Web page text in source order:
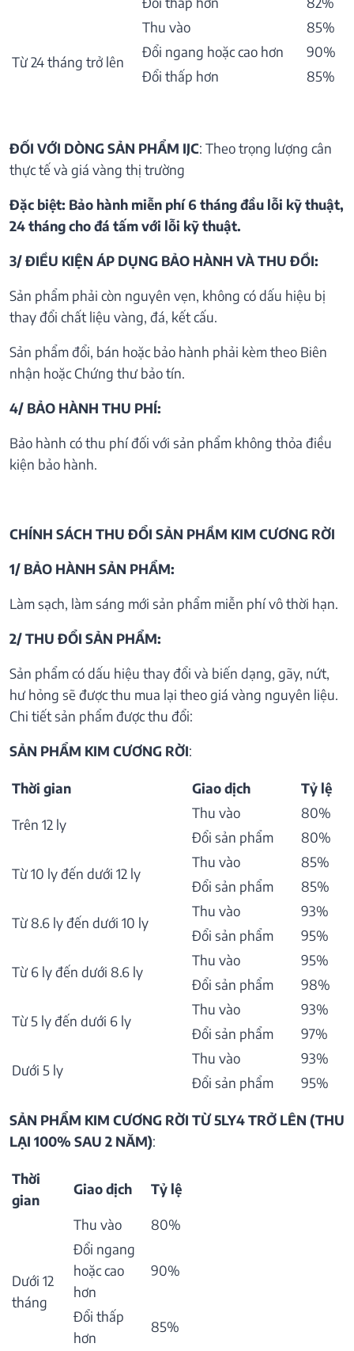
Từ 24 tháng trở lên
Thu vào
85%
Đổi ngang hoặc cao hơn
90%
Đổi thấp hơn
85%
ĐỐI VỚI DÒNG SẢN PHẨM IJC: Theo trọng lượng cân
thực tế và giá vàng thị trường
Đặc biệt: Bảo hành miễn phí 6 tháng đầu lỗi kỹ thuật,
24 tháng cho đá tấm với lỗi kỹ thuật.
3/ ĐIỀU KIỆN ÁP DỤNG BẢO HÀNH VÀ THU ĐỒI:
Sản phẩm phải còn nguyên vẹn, không có dấu hiệu bị
thay đổi chất liệu vàng, đá, kết cấu.
Sản phẩm đổi, bán hoặc bảo hành phải kèm theo Biên
nhận hoặc Chứng thư bảo tín.
4/ BẢO HÀNH THU PHÍ:
Bảo hành có thu phí đối với sản phẩm không thỏa điều
kiện bảo hành.
CHÍNH SÁCH THU ĐỔI SẢN PHẦM KIM CƯƠNG RỜI
1/ BẢO HÀNH SẢN PHẨM:
Làm sạch, làm sáng mới sản phẩm miễn phí vô thời hạn.
2/ THU ĐỔI SẢN PHẨM:
Sản phẩm có dấu hiệu thay đổi và biến dạng, gãy, nứt,
hư hỏng sẽ được thu mua lại theo giá vàng nguyên liệu.
Chi tiết sản phẩm được thu đổi:
SẢN PHẨM KIM CƯƠNG RỜI:
Thời gian Giao dịch Tỷ lệ
Trên 12 ly
Thu vào
80%
Đổi sản phẩm
80%
Từ 10 ly đến dưới 12 ly
Thu vào
85%
Đổi sản phẩm
85%
Từ 8.6 ly đến dưới 10 ly
Thu vào
93%
Đổi sản phẩm
95%
Từ 6 ly đến dưới 8.6 ly
Thu vào
95%
Đổi sản phẩm
98%
Từ 5 ly đến dưới 6 ly
Thu vào
93%
Đổi sản phẩm
97%
Dưới 5 ly
Thu vào
93%
Đổi sản phẩm
95%
SẢN PHẨM KIM CƯƠNG RỜI TỪ 5LY4 TRỞ LÊN (THU
LẠI 100% SAU 2 NĂM):
Thời
gian
Giao dịch Tỷ lệ
Dưới 12
tháng
Thu vào
80%
Đổi ngang
hoặc cao
hơn
90%
Đổi thấp
hơn
85%